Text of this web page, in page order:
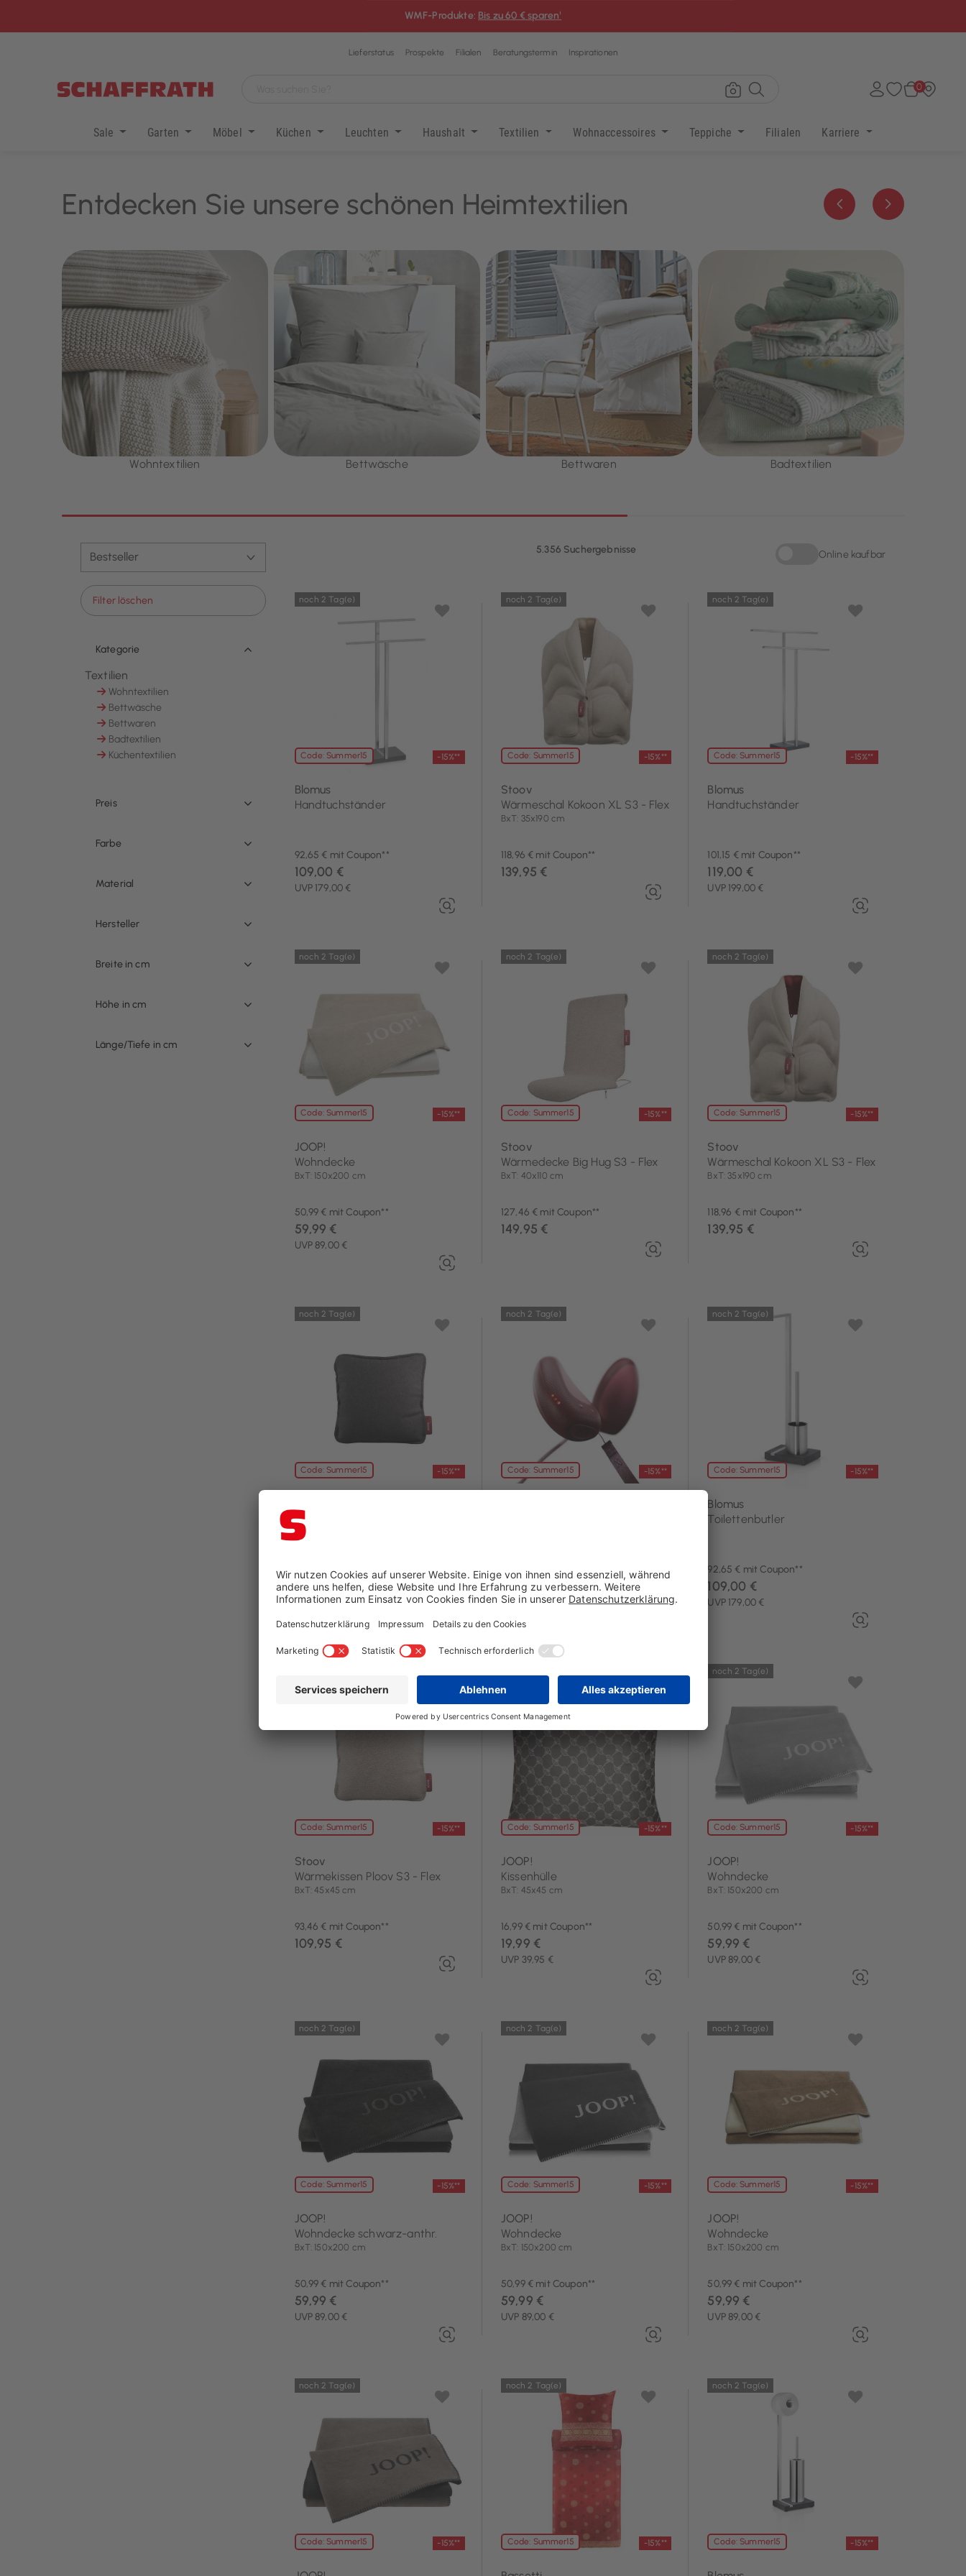
WMF-Produkte: Bis zu 60 € sparen¹
Lieferstatus Prospekte Filialen Beratungstermin Inspirationen
0
Sale Garten Möbel Küchen Leuchten Haushalt Textilien Wohnaccessoires Teppiche Filialen Karriere
Entdecken Sie unsere schönen Heimtextilien Zurück Weiter
Wohntextilien Bettwäsche Bettwaren Badtextilien
5.356 Suchergebnisse Online kaufbar
Sortieren nach Online kaufbar: Online
Filter löschen
Kategorie
Textilien
Ausgewählt Derzeit verfeinert von Kategorie: Textilien
Wohntextilien
Sortieren nach Kategorie: Wohntextilien
Bettwäsche
Sortieren nach Kategorie: Bettwäsche
Bettwaren
Sortieren nach Kategorie: Bettwaren
Badtextilien
Sortieren nach Kategorie: Badtextilien
Küchentextilien
Sortieren nach Kategorie: Küchentextilien
Preis
Farbe
Material
Hersteller
Breite in cm
Höhe in cm
Länge/Tiefe in cm
Code: Summer15 -15%**
noch 2 Tag(e)
Blomus
Handtuchständer
92,65 € mit Coupon**
UVP 179,00 €
109,00 €
Code: Summer15 -15%**
noch 2 Tag(e)
Stoov
Wärmeschal Kokoon XL S3 - Flex
BxT: 35x190 cm
118,96 € mit Coupon**
139,95 €
Code: Summer15 -15%**
noch 2 Tag(e)
Blomus
Handtuchständer
101,15 € mit Coupon**
UVP 199,00 €
119,00 €
Code: Summer15 -15%**
noch 2 Tag(e)
JOOP!
Wohndecke
BxT: 150x200 cm
50,99 € mit Coupon**
UVP 89,00 €
59,99 €
Code: Summer15 -15%**
noch 2 Tag(e)
Stoov
Wärmedecke Big Hug S3 - Flex
BxT: 40x110 cm
127,46 € mit Coupon**
149,95 €
Code: Summer15 -15%**
noch 2 Tag(e)
Stoov
Wärmeschal Kokoon XL S3 - Flex
BxT: 35x190 cm
118,96 € mit Coupon**
139,95 €
Code: Summer15 -15%**
noch 2 Tag(e)
Wärmekissen Ploov S3 - Flex
BxT: 45x45 cm
84,96 € mit Coupon**
99,95 €
Code: Summer15 -15%**
noch 2 Tag(e)
50,96 € mit Coupon**
59,95 €
Code: Summer15 -15%**
noch 2 Tag(e)
Blomus
Toilettenbutler
92,65 € mit Coupon**
UVP 179,00 €
109,00 €
Code: Summer15 -15%**
Stoov
Wärmekissen Ploov S3 - Flex
BxT: 45x45 cm
93,46 € mit Coupon**
109,95 €
Code: Summer15 -15%**
JOOP!
Kissenhülle
BxT: 45x45 cm
16,99 € mit Coupon**
UVP 39,95 €
19,99 €
Code: Summer15 -15%**
noch 2 Tag(e)
JOOP!
Wohndecke
BxT: 150x200 cm
50,99 € mit Coupon**
UVP 89,00 €
59,99 €
Code: Summer15 -15%**
noch 2 Tag(e)
JOOP!
Wohndecke schwarz-anthr.
BxT: 150x200 cm
50,99 € mit Coupon**
UVP 89,00 €
59,99 €
Code: Summer15 -15%**
noch 2 Tag(e)
JOOP!
Wohndecke
BxT: 150x200 cm
50,99 € mit Coupon**
UVP 89,00 €
59,99 €
Code: Summer15 -15%**
noch 2 Tag(e)
JOOP!
Wohndecke
BxT: 150x200 cm
50,99 € mit Coupon**
UVP 89,00 €
59,99 €
Code: Summer15 -15%**
noch 2 Tag(e)
Code: Summer15 -15%**
noch 2 Tag(e)
Code: Summer15 -15%**
noch 2 Tag(e)